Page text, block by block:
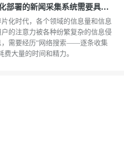
部署的新闻采集系统需要具备
化时代，各个领域的信息量和信息
的注意力被各种纷繁复杂的信息侵
，需要经历“网络搜索——逐条收集
大量的时间和精力。